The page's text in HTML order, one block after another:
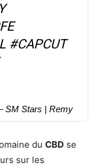
#CAPCUT
SM Stars | Remy
du CBD se
sur les